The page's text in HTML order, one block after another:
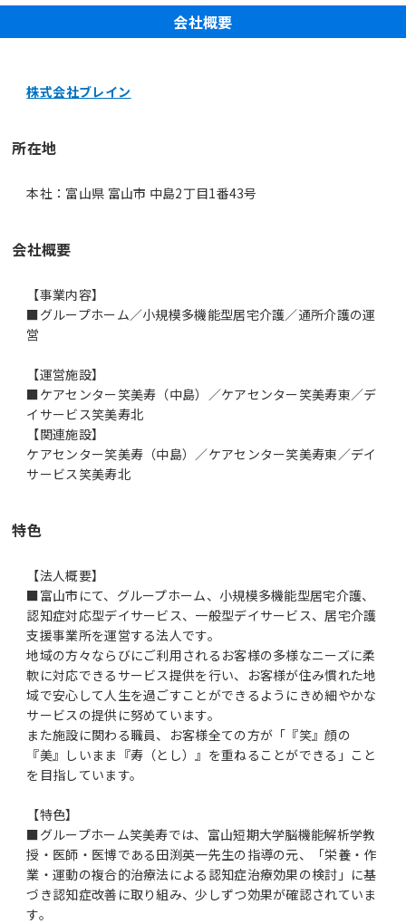
会社概要
株式会社ブレイン
所在地
本社：富山県 富山市 中島2丁目1番43号
会社概要
【事業内容】
■グループホーム／小規模多機能型居宅介護／通所介護の運
営
【運営施設】
■ケアセンター笑美寿（中島）／ケアセンター笑美寿東／デ
イサービス笑美寿北
【関連施設】
ケアセンター笑美寿（中島）／ケアセンター笑美寿東／デイ
サービス笑美寿北
特色
【法人概要】
■富山市にて、グループホーム、小規模多機能型居宅介護、
認知症対応型デイサービス、一般型デイサービス、居宅介護
支援事業所を運営する法人です。
地域の方々ならびにご利用されるお客様の多様なニーズに柔
軟に対応できるサービス提供を行い、お客様が住み慣れた地
域で安心して人生を過ごすことができるようにきめ細やかな
サービスの提供に努めています。
また施設に関わる職員、お客様全ての方が「『笑』顔の
『美』しいまま『寿（とし）』を重ねることができる」こと
を目指しています。
【特色】
■グループホーム笑美寿では、富山短期大学脳機能解析学教
授・医師・医博である田渕英一先生の指導の元、「栄養・作
業・運動の複合的治療法による認知症治療効果の検討」に基
づき認知症改善に取り組み、少しずつ効果が確認されていま
す。